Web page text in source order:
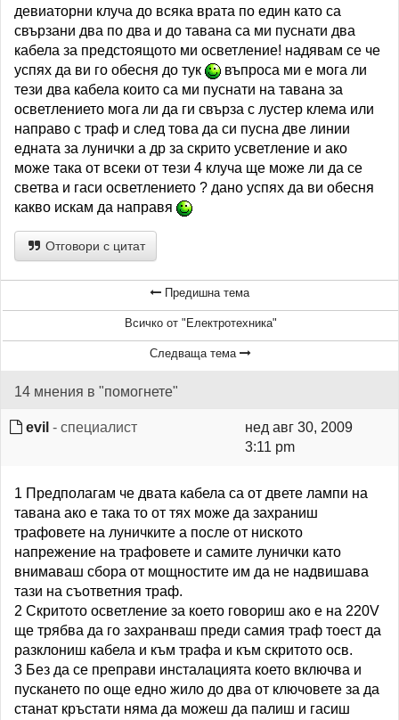
девиаторни клуча до всяка врата по един като са
свързани два по два и до тавана са ми пуснати два
кабела за предстоящото ми осветление! надявам се че
успях да ви го обесня до тук
въпроса ми е мога ли
тези два кабела които са ми пуснати на тавана за
осветлението мога ли да ги свърза с лустер клема или
направо с траф и след това да си пусна две линии
едната за лунички а др за скрито усветление и ако
може така от всеки от тези 4 клуча ще може ли да се
светва и гаси осветлението ? дано успях да ви обесня
какво искам да направя
Отговори с цитат
Предишна тема
Всичко от "Електротехника"
Следваща тема
14 мнения в "помогнете"
evil - специалист
нед авг 30, 2009
3:11 pm
1 Предполагам че двата кабела са от двете лампи на
тавана ако е така то от тях може да захраниш
трафовете на луничките а после от ниското
напрежение на трафовете и самите лунички като
внимаваш сбора от мощностите им да не надвишава
тази на съответния траф.
2 Скритото осветление за което говориш ако е на 220V
ще трябва да го захранваш преди самия траф тоест да
разклониш кабела и към трафа и към скритото осв.
3 Без да се преправи инсталацията което включва и
пускането по още едно жило до два от ключовете за да
станат кръстати няма да можеш да палиш и гасиш